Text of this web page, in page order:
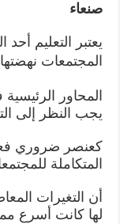
صنعاء
يعتبر التعليم أحد
المجتمعات
المحاور
يجب النظر إلى
كعنصر ضروري
المتكاملة
أن التغيرات
لها كانت أسرع